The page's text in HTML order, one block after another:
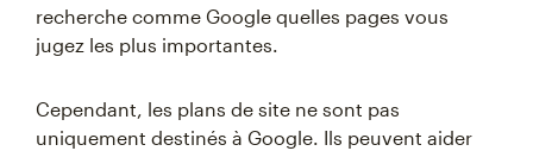
recherche comme Google quelles pages vous
jugez les plus importantes.
Cependant, les plans de site ne sont pas
uniquement destinés à Google. Ils peuvent aider